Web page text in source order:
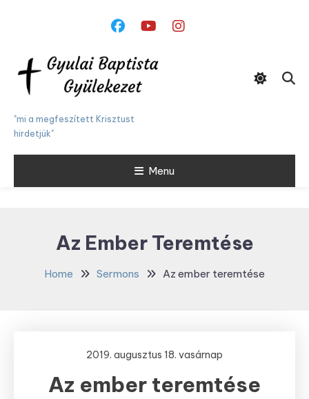
"mi a megfeszített Krisztust
hirdetjük"
Menu
Az Ember Teremtése
Home Sermons Az ember teremtése
2019. augusztus 18. vasárnap
Az ember teremtése